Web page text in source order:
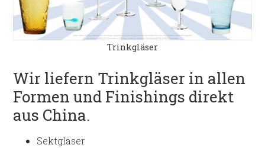
Trinkgläser
Wir liefern Trinkgläser in allen
Formen und Finishings direkt
aus China.
Sektgläser